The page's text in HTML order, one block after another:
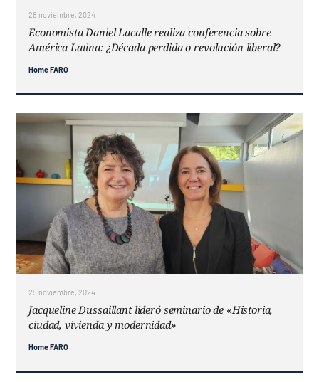
28 noviembre, 2024
Economista Daniel Lacalle realiza conferencia sobre
América Latina: ¿Década perdida o revolución liberal?
Home FARO
25 noviembre, 2024
Jacqueline Dussaillant lideró seminario de «Historia,
ciudad, vivienda y modernidad»
Home FARO